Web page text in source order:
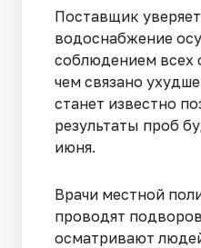
Поставщик
водоснабжение
соблюдением всех
чем связано
станет известно
результаты проб
июня.
Врачи местной
проводят
осматривают